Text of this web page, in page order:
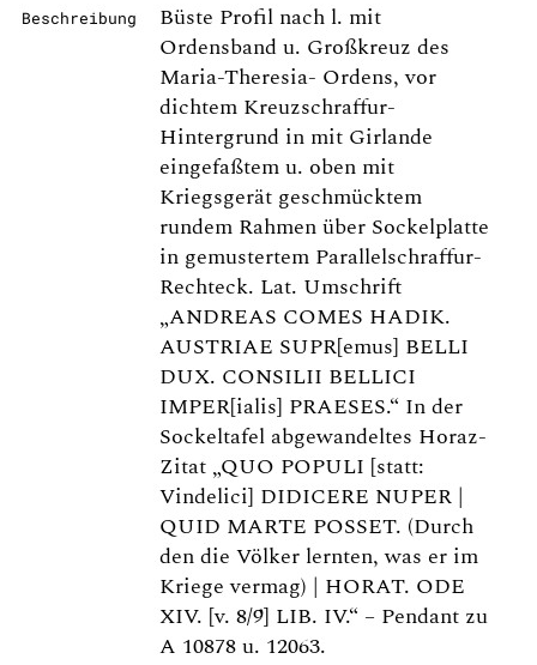
Beschreibung
Büste Profil nach l. mit
Ordensband u. Großkreuz des
Maria-Theresia- Ordens, vor
dichtem Kreuzschraffur-
Hintergrund in mit Girlande
eingefaßtem u. oben mit
Kriegsgerät geschmücktem
rundem Rahmen über Sockelplatte
in gemustertem Parallelschraffur-
Rechteck. Lat. Umschrift
„ANDREAS COMES HADIK.
AUSTRIAE SUPR[emus] BELLI
DUX. CONSILII BELLICI
IMPER[ialis] PRAESES.“ In der
Sockeltafel abgewandeltes Horaz-
Zitat „QUO POPULI [statt:
Vindelici] DIDICERE NUPER |
QUID MARTE POSSET. (Durch
den die Völker lernten, was er im
Kriege vermag) | HORAT. ODE
XIV. [v. 8/9] LIB. IV.“ – Pendant zu
A 10878 u. 12063.